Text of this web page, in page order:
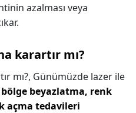
azalması veya
karartır mı?
mı?, Günümüzde lazer ile
beyazlatma, renk
açma tedavileri